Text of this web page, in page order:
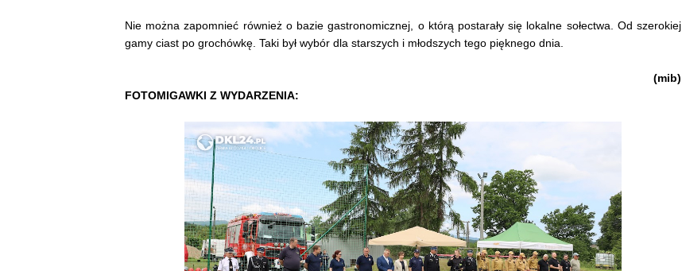
Nie można zapomnieć również o bazie gastronomicznej, o którą postarały się lokalne sołectwa. Od szerokiej
gamy ciast po grochówkę. Taki był wybór dla starszych i młodszych tego pięknego dnia.
(mib)
FOTOMIGAWKI Z WYDARZENIA: